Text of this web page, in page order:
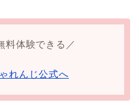
料体験できる／
れんじ公式へ